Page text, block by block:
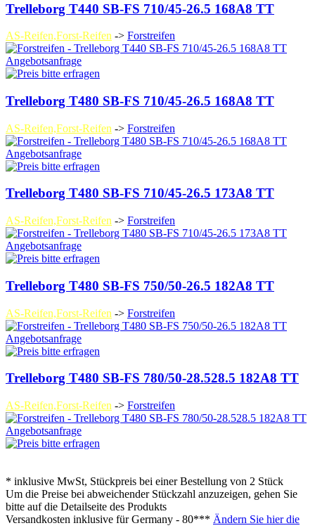
Trelleborg T440 SB-FS 710/45-26.5 168A8 TT
AS-Reifen,Forst-Reifen -> Forstreifen
Angebotsanfrage
Trelleborg T480 SB-FS 710/45-26.5 168A8 TT
AS-Reifen,Forst-Reifen -> Forstreifen
Angebotsanfrage
Trelleborg T480 SB-FS 710/45-26.5 173A8 TT
AS-Reifen,Forst-Reifen -> Forstreifen
Angebotsanfrage
Trelleborg T480 SB-FS 750/50-26.5 182A8 TT
AS-Reifen,Forst-Reifen -> Forstreifen
Angebotsanfrage
Trelleborg T480 SB-FS 780/50-28.528.5 182A8 TT
AS-Reifen,Forst-Reifen -> Forstreifen
Angebotsanfrage
* inklusive MwSt, Stückpreis bei einer Bestellung von 2 Stück
Um die Preise bei abweichender Stückzahl anzuzeigen, gehen Sie
bitte auf die Detailseite des Produkts
Versandkosten inklusive fürGermany - 80*** Ändern Sie hier die